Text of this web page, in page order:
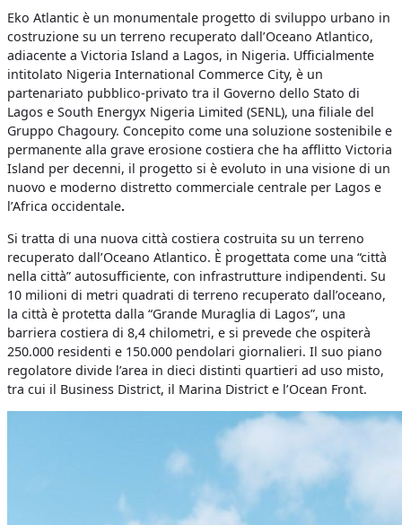
Eko Atlantic è un monumentale progetto di sviluppo urbano in
costruzione su un terreno recuperato dall’Oceano Atlantico,
adiacente a Victoria Island a Lagos, in Nigeria. Ufficialmente
intitolato Nigeria International Commerce City, è un
partenariato pubblico-privato tra il Governo dello Stato di
Lagos e South Energyx Nigeria Limited (SENL), una filiale del
Gruppo Chagoury. Concepito come una soluzione sostenibile e
permanente alla grave erosione costiera che ha afflitto Victoria
Island per decenni, il progetto si è evoluto in una visione di un
nuovo e moderno distretto commerciale centrale per Lagos e
l’Africa occidentale.
Si tratta di una nuova città costiera costruita su un terreno
recuperato dall’Oceano Atlantico. È progettata come una “città
nella città” autosufficiente, con infrastrutture indipendenti. Su
10 milioni di metri quadrati di terreno recuperato dall’oceano,
la città è protetta dalla “Grande Muraglia di Lagos”, una
barriera costiera di 8,4 chilometri, e si prevede che ospiterà
250.000 residenti e 150.000 pendolari giornalieri. Il suo piano
regolatore divide l’area in dieci distinti quartieri ad uso misto,
tra cui il Business District, il Marina District e l’Ocean Front.